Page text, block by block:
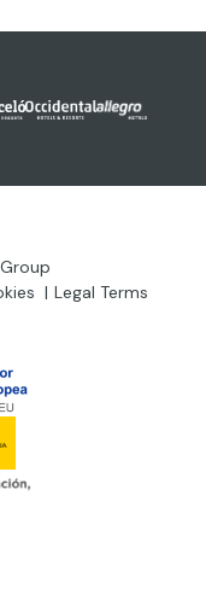
Legal Terms